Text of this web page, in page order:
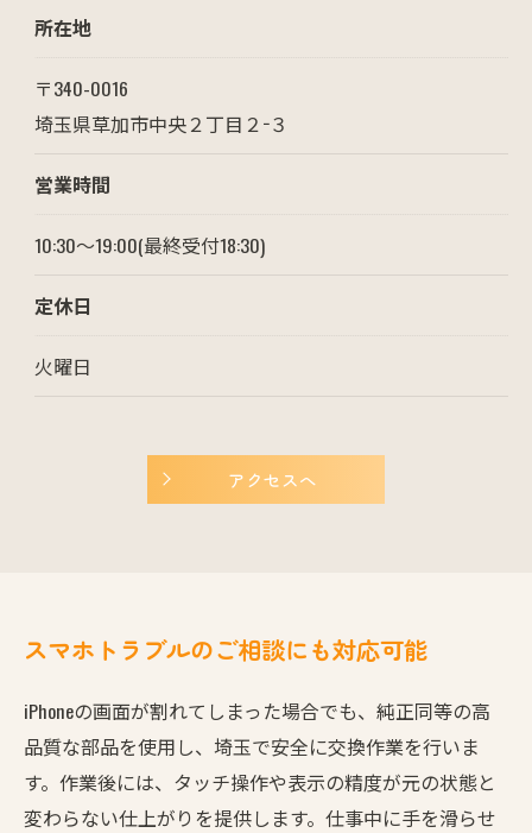
所在地
〒340-0016
埼玉県草加市中央２丁目２−３
営業時間
10:30～19:00(最終受付18:30)
定休日
火曜日
アクセスへ
スマホトラブルのご相談にも対応可能
iPhoneの画面が割れてしまった場合でも、純正同等の高
品質な部品を使用し、埼玉で安全に交換作業を行いま
す。作業後には、タッチ操作や表示の精度が元の状態と
変わらない仕上がりを提供します。仕事中に手を滑らせ